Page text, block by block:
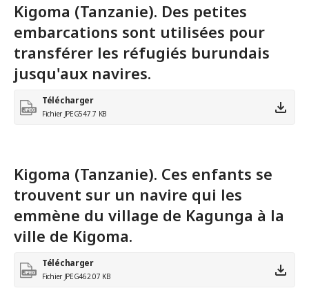
Kigoma (Tanzanie). Des petites
embarcations sont utilisées pour
transférer les réfugiés burundais
jusqu'aux navires.
Télécharger
Fichier JPEG547.7 KB
Kigoma (Tanzanie). Ces enfants se
trouvent sur un navire qui les
emmène du village de Kagunga à la
ville de Kigoma.
Télécharger
Fichier JPEG462.07 KB